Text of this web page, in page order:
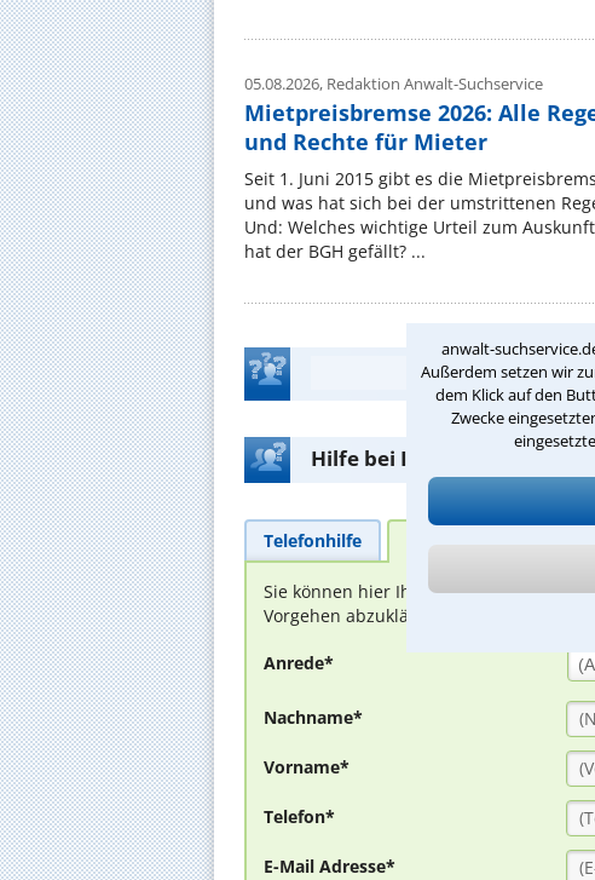
anwalt-
Außerdem setzen wir
dem Klick auf den
Zwecke
05.08.2026, Redaktion Anwalt-Suchservice
Mietpreisbremse 2026: Alle
und Rechte für Mieter
Seit 1. Juni 2015 gibt es die
und was hat sich bei der umstrittenen
Und: Welches wichtige Urteil zum
hat der BGH gefällt? ...
Hilfe bei Ihrer Anwaltsuche?
Telefonhilfe
Sie können hier Ihren Fall schildern.
Vorgehen abzuklären. Die
Anrede*
Nachname*
Vorname*
Telefon*
E-Mail Adresse*